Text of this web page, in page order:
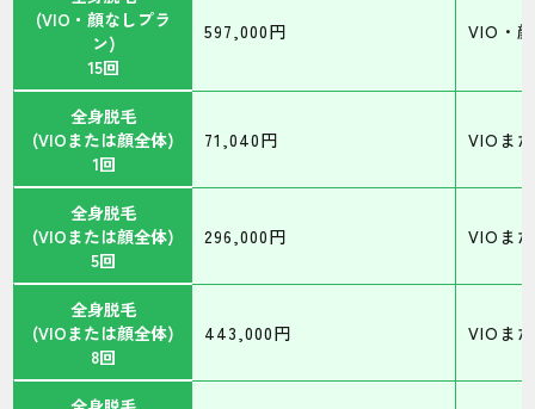
(VIO・顔なしプラ
ン)
15回
597,000円 VIO・
全身脱毛
(VIOまたは顔全体)
1回
71,040円 VIOま
全身脱毛
(VIOまたは顔全体)
5回
296,000円 VIOま
全身脱毛
(VIOまたは顔全体)
8回
443,000円 VIOま